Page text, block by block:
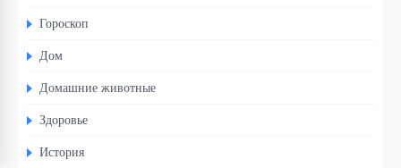
Гороскоп
Дом
Домашние животные
Здоровье
История